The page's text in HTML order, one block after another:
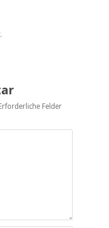
.
Felder